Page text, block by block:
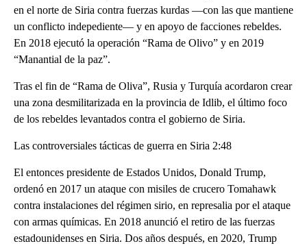
en el norte de Siria contra fuerzas kurdas —con las que mantiene
un conflicto indepediente— y en apoyo de facciones rebeldes.
En 2018 ejecutó la operación “Rama de Olivo” y en 2019
“Manantial de la paz”.
Tras el fin de “Rama de Oliva”, Rusia y Turquía acordaron crear
una zona desmilitarizada en la provincia de Idlib, el último foco
de los rebeldes levantados contra el gobierno de Siria.
Las controversiales tácticas de guerra en Siria 2:48
El entonces presidente de Estados Unidos, Donald Trump,
ordenó en 2017 un ataque con misiles de crucero Tomahawk
contra instalaciones del régimen sirio, en represalia por el ataque
con armas químicas. En 2018 anunció el retiro de las fuerzas
estadounidenses en Siria. Dos años después, en 2020, Trump